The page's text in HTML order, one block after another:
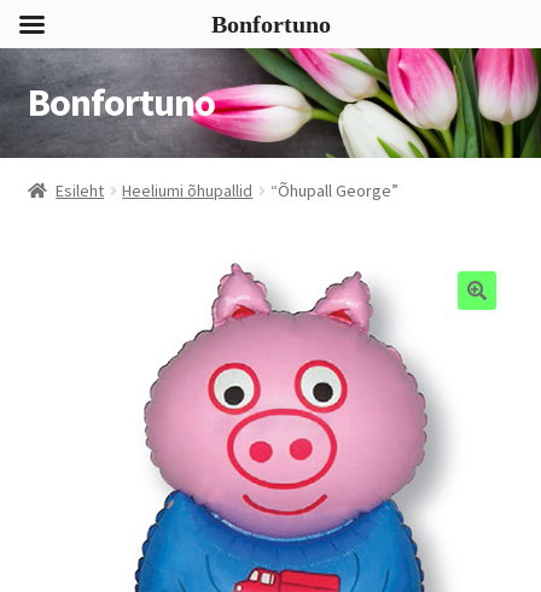
Liigu
navigeerimisele
Liigu
sisu
juurde
Bonfortuno
Esileht Heeliumi õhupallid “Õhupall George”
Bonfortuno